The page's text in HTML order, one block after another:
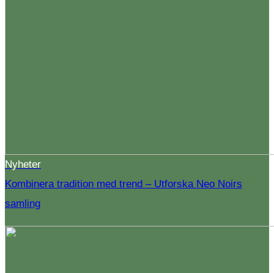
Nyheter
Kombinera tradition med trend – Utforska Neo Noirs
samling